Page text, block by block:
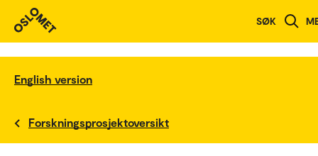
SØK
English version
Forskningsprosjektoversikt